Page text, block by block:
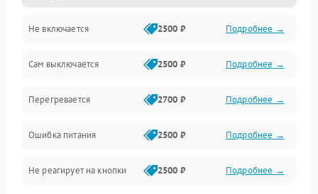
Не включается 2500 ₽ Подробнее →
Сам выключается 2500 ₽ Подробнее →
Перегревается 2700 ₽ Подробнее →
Ошибка питания 2500 ₽ Подробнее →
Не реагирует на кнопки 2500 ₽ Подробнее →